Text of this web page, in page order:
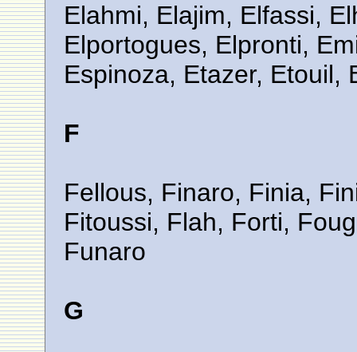
Elahmi, Elajim, Elfassi,
Elportogues, Elpronti,
Espinoza, Etazer, Etouil,
F
Fellous, Finaro, Finia,
Fitoussi, Flah, Forti,
Funaro
G